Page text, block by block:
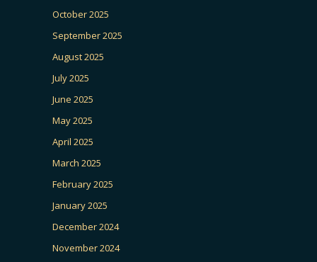
October 2025
September 2025
August 2025
July 2025
June 2025
May 2025
April 2025
March 2025
February 2025
January 2025
December 2024
November 2024